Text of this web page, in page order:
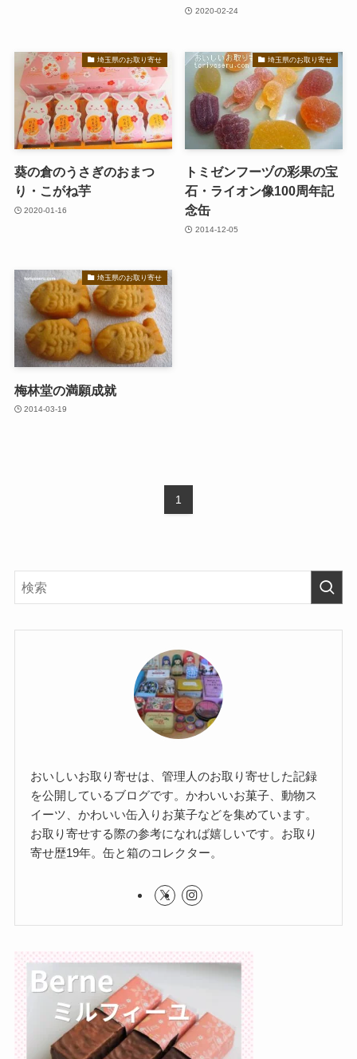
2020-02-24
埼玉県のお取り寄せ
葵の倉のうさぎのおまつ
り・こがね芋
2020-01-16
埼玉県のお取り寄せ
トミゼンフーヅの彩果の宝
石・ライオン像100周年記
念缶
2014-12-05
埼玉県のお取り寄せ
梅林堂の満願成就
2014-03-19
1
おいしいお取り寄せは、管理人のお取り寄せした記録
を公開しているブログです。かわいいお菓子、動物ス
イーツ、かわいい缶入りお菓子などを集めています。
お取り寄せする際の参考になれば嬉しいです。お取り
寄せ歴19年。缶と箱のコレクター。